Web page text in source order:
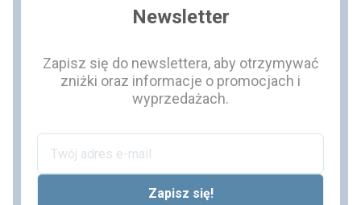
Newsletter
Zapisz się do newslettera, aby otrzymywać
zniżki oraz informacje o promocjach i
wyprzedażach.